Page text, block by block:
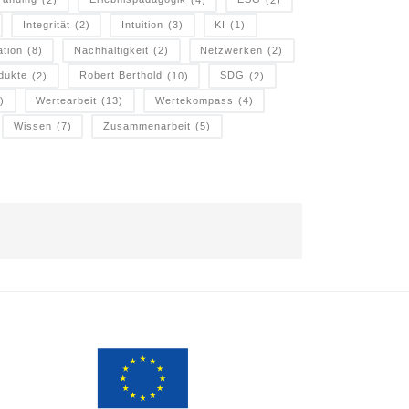
Integrität (2) Intuition (3) KI (1)
(8) Nachhaltigkeit (2) Netzwerken (2)
(2) Robert Berthold (10) SDG (2)
Wertearbeit (13) Wertekompass (4)
Wissen (7) Zusammenarbeit (5)